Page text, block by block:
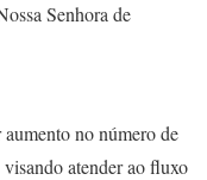
Senhora de
no número de
atender ao fluxo